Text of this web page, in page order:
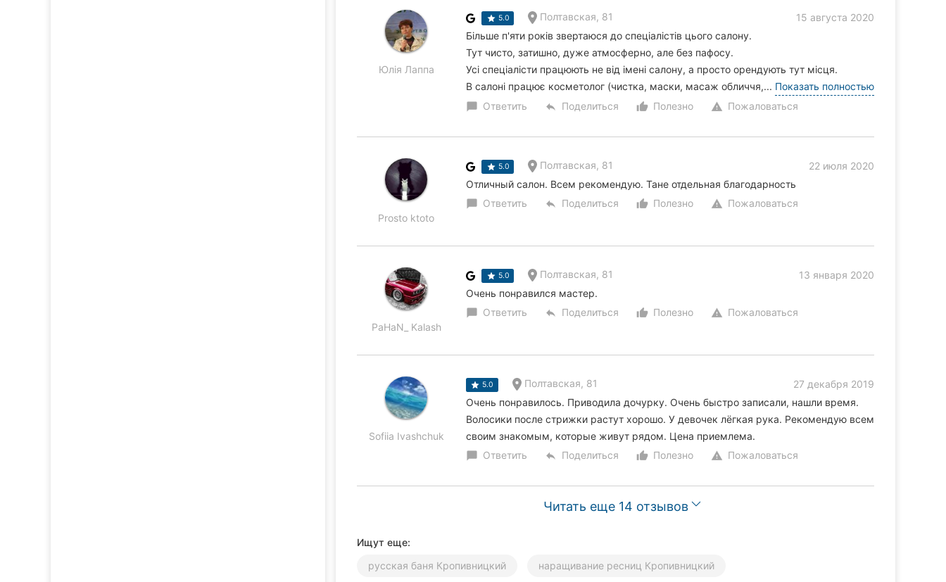
Юлія Лаппа
5.0 Полтавская, 81
15 августа 2020
Більше п'яти років звертаюся до спеціалістів цього салону.
Тут чисто, затишно, дуже атмосферно, але без пафосу.
Усі спеціалісти працюють не від імені салону, а просто орендують тут місця.
В салоні працює косметолог (чистка, маски, масаж обличчя,... Показать полностью
chat_bubble Ответить reply Поделиться thumb_up_alt
Полезно warning Пожаловаться
Prosto ktoto
5.0 Полтавская, 81
22 июля 2020
Отличный салон. Всем рекомендую. Тане отдельная благодарность
chat_bubble Ответить reply Поделиться thumb_up_alt
Полезно warning Пожаловаться
PaHaN_ Kalash
5.0 Полтавская, 81
13 января 2020
Очень понравился мастер.
chat_bubble Ответить reply Поделиться thumb_up_alt
Полезно warning Пожаловаться
Sofiia Ivashchuk
5.0 Полтавская, 81
27 декабря 2019
Очень понравилось. Приводила дочурку. Очень быстро записали, нашли время.
Волосики после стрижки растут хорошо. У девочек лёгкая рука. Рекомендую всем
своим знакомым, которые живут рядом. Цена приемлема.
chat_bubble Ответить reply Поделиться thumb_up_alt
Полезно warning Пожаловаться
Читать еще 14 отзывов
Ищут еще:
русская баня Кропивницкий
наращивание ресниц Кропивницкий